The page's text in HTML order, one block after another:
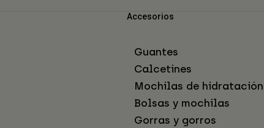
Accesorios
Guantes
Calcetines
Mochilas de hidratación
Bolsas y mochilas
Gorras y gorros